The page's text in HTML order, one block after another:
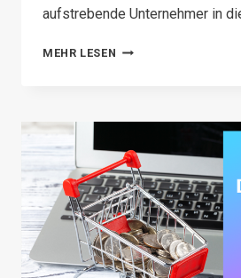
aufstrebende Unternehmer in
MEHR LESEN WIE
MIT
DROPSHIPPING
GELD
VERDIENEN?
10
BEWÄHRTE
SCHRITTE